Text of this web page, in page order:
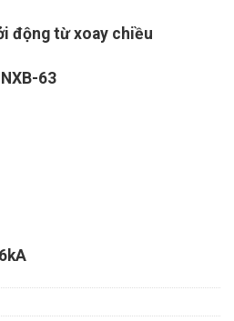
động từ xoay chiều
63
6kA